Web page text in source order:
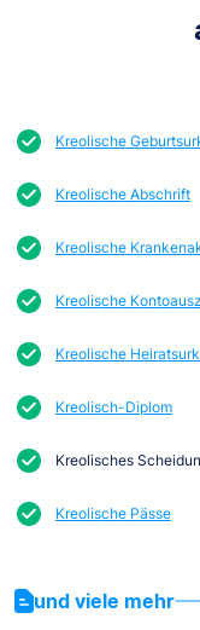
Kreolische
Kreolische Abschrift
Kreolische
Kreolische
Kreolische
Kreolisch-Diplom
Kreolisches
Kreolische Pässe
und viele mehr